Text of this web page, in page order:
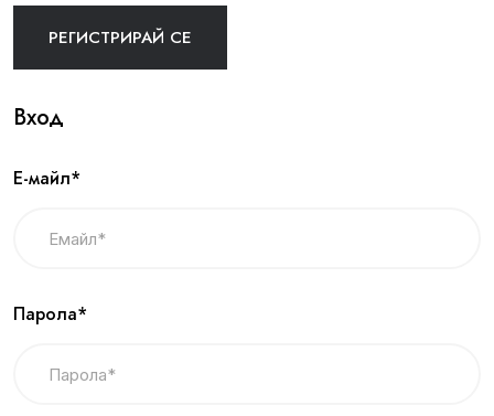
Вход
Е-майл*
Парола*